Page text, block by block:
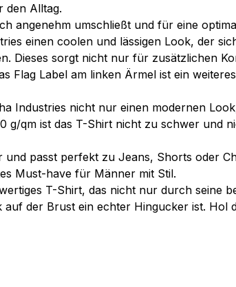
den Alltag.
angenehm umschließt und für eine
einen coolen und lässigen Look, der
Dieses sorgt nicht nur für zusätzlichen
Flag Label am linken Ärmel ist ein
Industries nicht nur einen modernen
g/qm ist das T-Shirt nicht zu schwer und
passt perfekt zu Jeans, Shorts oder
Must-have für Männer mit Stil.
T-Shirt, das nicht nur durch seine
der Brust ein echter Hingucker ist. Hol